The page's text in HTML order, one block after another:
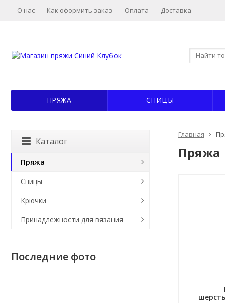
О нас Как оформить заказ Оплата Доставка
ПРЯЖА СПИЦЫ
Главная
Пряжа
Каталог
Пряжа
Спицы
Крючки
Принадлежности для вязания
Последние фото